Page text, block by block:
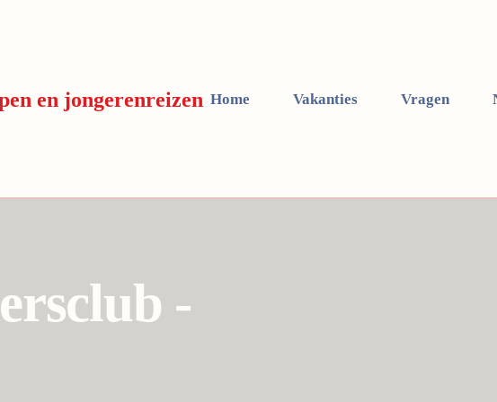
Home Vakanties Vragen
-